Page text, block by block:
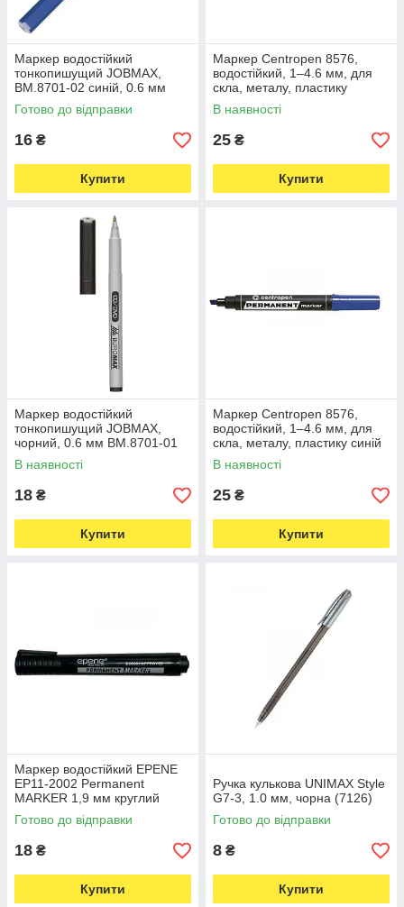
Маркер водостійкий
тонкопишущий JOBMAX,
BM.8701-02 синій, 0.6 мм
(5940)
Готово до відправки
16 ₴
Купити
Маркер Centropen 8576,
водостійкий, 1–4.6 мм, для
скла, металу, пластику
чорний (610)
В наявності
25 ₴
Купити
Маркер водостійкий
тонкопишущий JOBMAX,
чорний, 0.6 мм BM.8701-01
(5939)
В наявності
18 ₴
Купити
Маркер Centropen 8576,
водостійкий, 1–4.6 мм, для
скла, металу, пластику синій
(7138)
В наявності
25 ₴
Купити
Маркер водостійкий EPENE
EP11-2002 Permanent
MARKER 1,9 мм круглий
чорний (6677)
Готово до відправки
18 ₴
Купити
Ручка кулькова UNIMAX Style
G7-3, 1.0 мм, чорна (7126)
Готово до відправки
8 ₴
Купити